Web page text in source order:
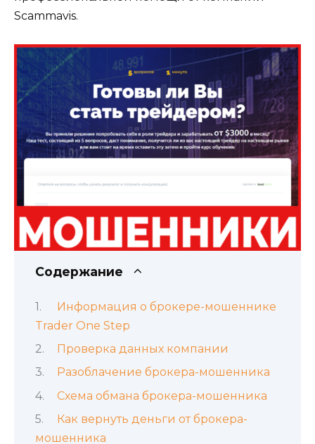
Scammavis.
Содержание
Информация о брокере-мошеннике
Trader One Step
Проверка данных компании
Разоблачение брокера-мошенника
Схема обмана брокера-мошенника
Как вернуть деньги от брокера-
мошенника